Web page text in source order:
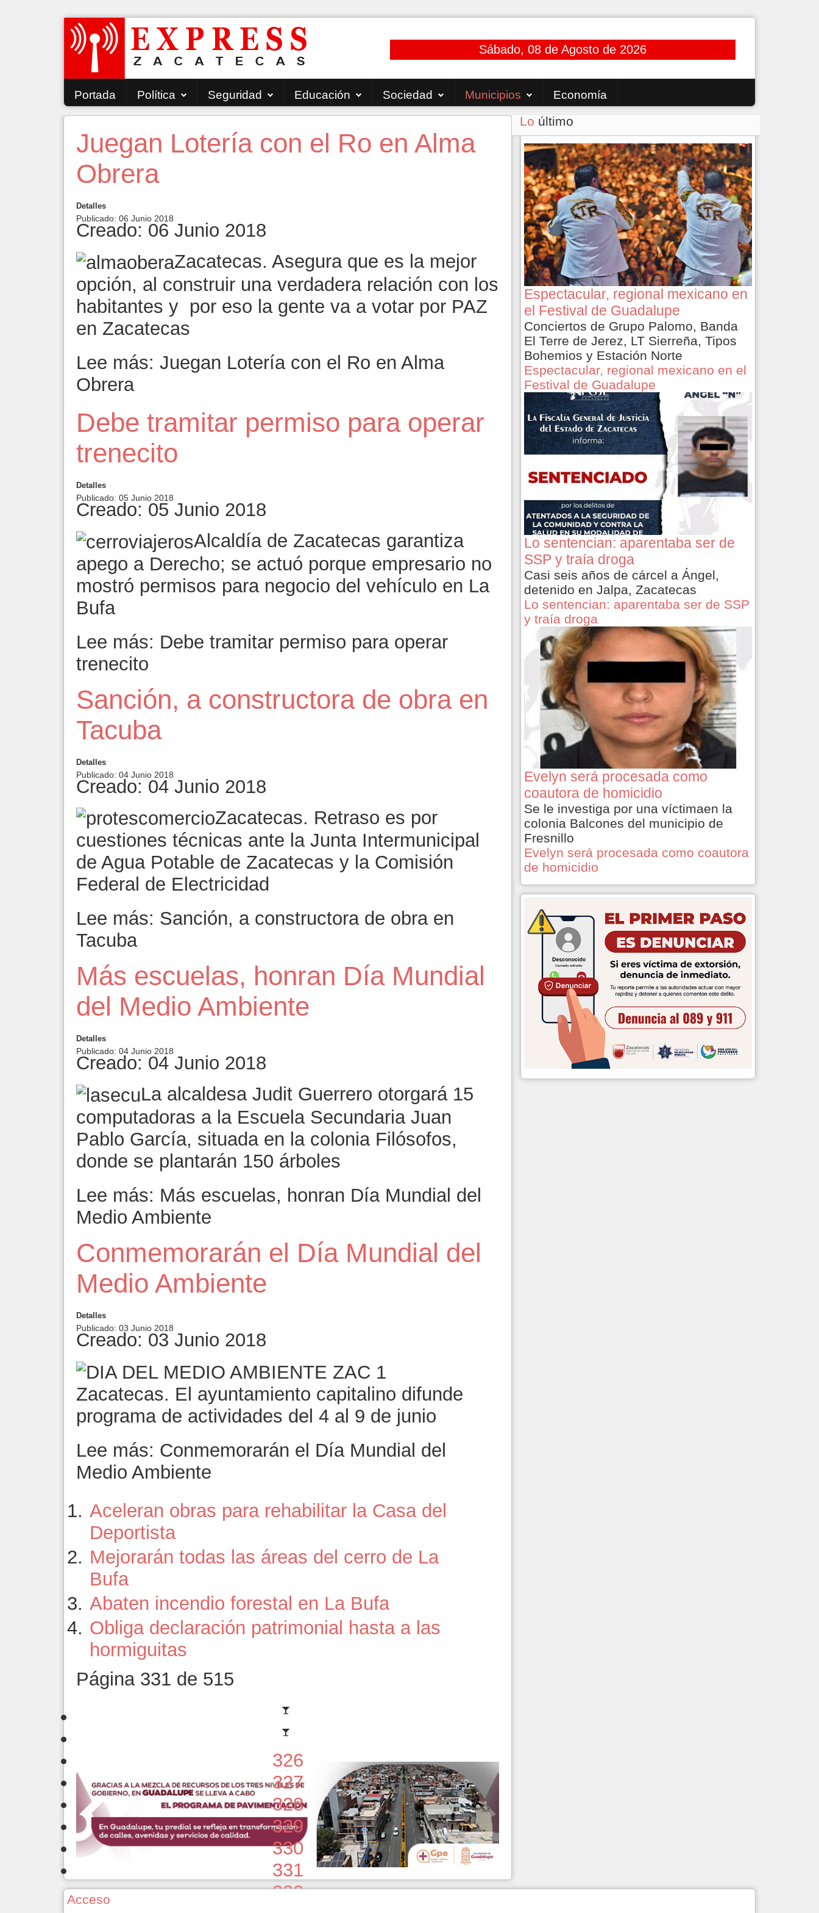
Sábado, 08 de Agosto de 2026
Portada Política Seguridad Educación Sociedad Municipios Economía
Juegan Lotería con el Ro en Alma
Obrera
Detalles
Publicado: 06 Junio 2018
Creado: 06 Junio 2018
Zacatecas. Asegura que es la mejor
opción, al construir una verdadera relación con los
habitantes y por eso la gente va a votar por PAZ
en Zacatecas
Lee más: Juegan Lotería con el Ro en Alma
Obrera
Debe tramitar permiso para operar
trenecito
Detalles
Publicado: 05 Junio 2018
Creado: 05 Junio 2018
Alcaldía de Zacatecas garantiza
apego a Derecho; se actuó porque empresario no
mostró permisos para negocio del vehículo en La
Bufa
Lee más: Debe tramitar permiso para operar
trenecito
Sanción, a constructora de obra en
Tacuba
Detalles
Publicado: 04 Junio 2018
Creado: 04 Junio 2018
Zacatecas. Retraso es por
cuestiones técnicas ante la Junta Intermunicipal
de Agua Potable de Zacatecas y la Comisión
Federal de Electricidad
Lee más: Sanción, a constructora de obra en
Tacuba
Más escuelas, honran Día Mundial
del Medio Ambiente
Detalles
Publicado: 04 Junio 2018
Creado: 04 Junio 2018
La alcaldesa Judit Guerrero otorgará 15
computadoras a la Escuela Secundaria Juan
Pablo García, situada en la colonia Filósofos,
donde se plantarán 150 árboles
Lee más: Más escuelas, honran Día Mundial del
Medio Ambiente
Conmemorarán el Día Mundial del
Medio Ambiente
Detalles
Publicado: 03 Junio 2018
Creado: 03 Junio 2018
Zacatecas. El ayuntamiento capitalino difunde
programa de actividades del 4 al 9 de junio
Lee más: Conmemorarán el Día Mundial del
Medio Ambiente
Aceleran obras para rehabilitar la Casa del
Deportista
Mejorarán todas las áreas del cerro de La
Bufa
Abaten incendio forestal en La Bufa
Obliga declaración patrimonial hasta a las
hormiguitas
Página 331 de 515
326
327
328
329
330
331
332
Lo último
Espectacular, regional mexicano en
el Festival de Guadalupe
Conciertos de Grupo Palomo, Banda
El Terre de Jerez, LT Sierreña, Tipos
Bohemios y Estación Norte
Espectacular, regional mexicano en el
Festival de Guadalupe
Lo sentencian: aparentaba ser de
SSP y traía droga
Casi seis años de cárcel a Ángel,
detenido en Jalpa, Zacatecas
Lo sentencian: aparentaba ser de SSP
y traía droga
Evelyn será procesada como
coautora de homicidio
Se le investiga por una víctimaen la
colonia Balcones del municipio de
Fresnillo
Evelyn será procesada como coautora
de homicidio
Acceso